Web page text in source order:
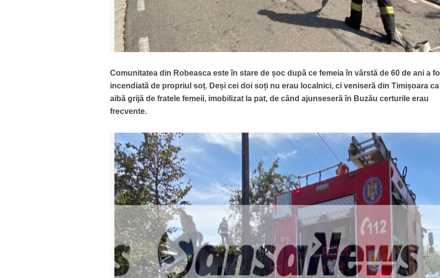
Comunitatea din Robeasca este în stare de șoc după ce femeia în vârstă de 60 de ani a
incendiată de propriul soț. Deși cei doi soți nu erau localnici, ci veniseră din Timișoara
aibă grijă de fratele femeii, imobilizat la pat, de când ajunseseră în Buzău certurile erau
frecvente.